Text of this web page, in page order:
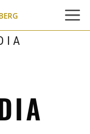
R A S P E D I A